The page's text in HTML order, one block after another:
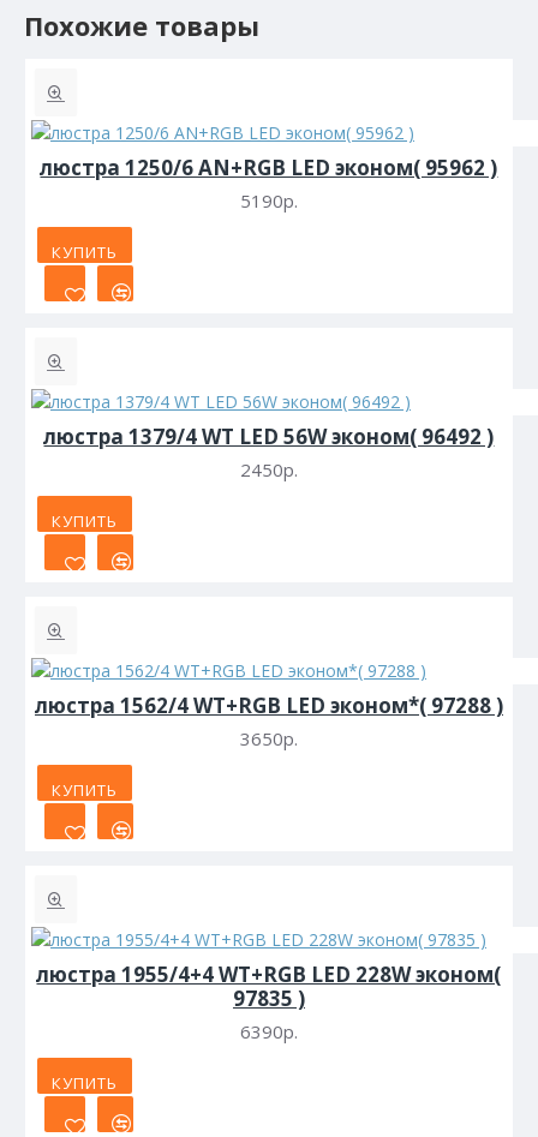
Похожие товары
люстра 1250/6 AN+RGB LED эконом( 95962 )
5190р.
КУПИТЬ
люстра 1379/4 WT LED 56W эконом( 96492 )
2450р.
КУПИТЬ
люстра 1562/4 WT+RGB LED эконом*( 97288 )
3650р.
КУПИТЬ
люстра 1955/4+4 WT+RGB LED 228W эконом(
97835 )
6390р.
КУПИТЬ